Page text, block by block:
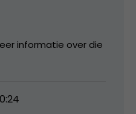
informatie over die